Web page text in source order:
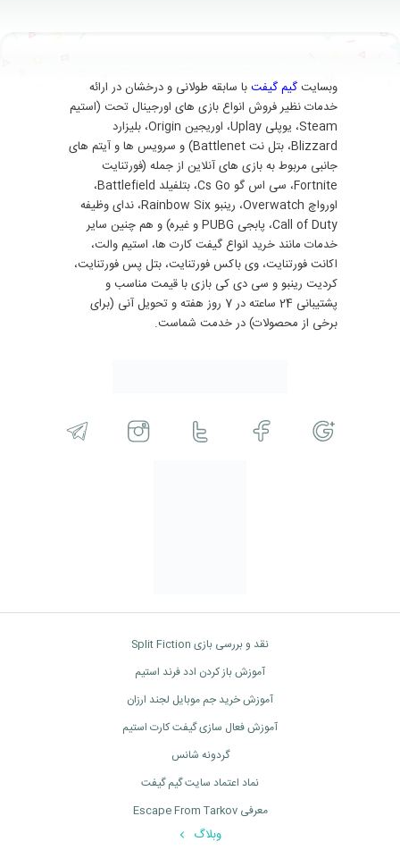
وبسایت گیم گیفتبا سابقه طولانی و درخشان در ارائه
خدمات نظیر فروش انواع بازی های اورجینال تحت (استیم
Steam، یوپلی Uplay، اوریجین Origin، بلیزارد
Blizzard، بتل نت Battlenet) و سرویس ها و آیتم های
جانبی مربوط به بازی های آنلاین از جمله (فورتنایت
Fortnite، سی اس گو Cs Go، بتلفیلد Battlefield،
اورواچ Overwatch، رینبو Rainbow Six، ندای وظیفه
Call of Duty، پابجی PUBG و غیره) و هم چنین سایر
خدمات مانند خرید انواع گیفت کارت ها، استیم والت،
اکانت فورتنایت، وی باکس فورتنایت، بتل پس فورتنایت،
کردیت رینبو و سی دی کی بازی با قیمت مناسب و
پشتیبانی 24 ساعته در 7 روز هفته و تحویل آنی (برای
برخی از محصولات) در خدمت شماست.
نقد و بررسی بازی Split Fiction
آموزش باز کردن ادد فرند استیم
آموزش خرید جم موبایل لجند ارزان
آموزش فعال سازی گیفت کارت استیم
گردونه شانس
نماد اعتماد سایت گیم گیفت
معرفی Escape From Tarkov
وبلاگ